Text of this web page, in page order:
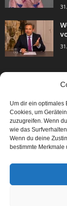
Um dir ein optimales
Cookies, um
zuzugreifen. Wenn
wie das
Wenn du deine
bestimmte
Events & Success
Breaking News
Aktuelles
Featured Article
Karriere